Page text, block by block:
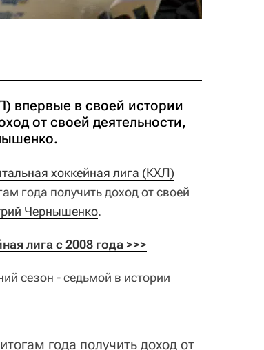
впервые в своей истории
от своей деятельности,
хоккейная лига (КХЛ)
года получить доход от своей
Чернышенко.
лига с 2008 года >>>
сезон - седьмой в истории
года получить доход от